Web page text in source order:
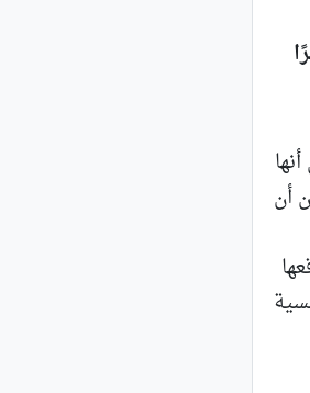
أن